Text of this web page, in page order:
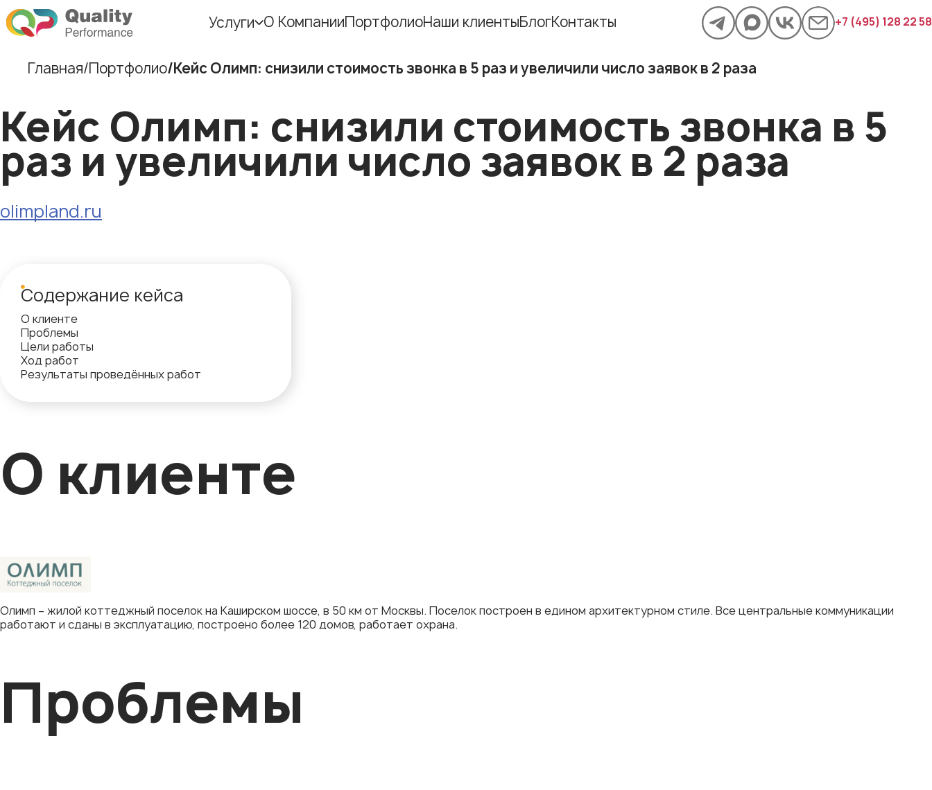
Услуги
Ещё
Ещё
Ещё
О КомпанииПортфолиоНаши клиентыБлогКонтакты +7 (495) 128 22 58
Главная Портфолио Кейс Олимп: снизили стоимость звонка в 5 раз и увеличили число заявок в 2 раза
Кейс Олимп: снизили стоимость звонка в 5
раз и увеличили число заявок в 2 раза
olimpland.ru
Содержание кейса
О клиенте
Проблемы
Цели работы
Ход работ
Результаты проведённых работ
О клиенте
Олимп – жилой коттеджный поселок на Каширском шоссе, в 50 км от Москвы. Поселок построен в едином архитектурном стиле. Все центральные коммуникации
работают и сданы в эксплуатацию, построено более 120 домов, работает охрана.
Проблемы